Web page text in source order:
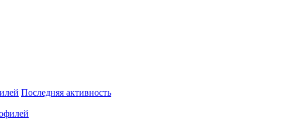
Последняя активность